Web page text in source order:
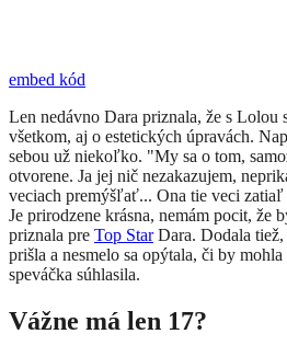
embed kód
​Len nedávno Dara priznala, že s Lolou
všetkom, aj o estetických úpravách.
sebou už niekoľko. "My sa o tom,
otvorene. Ja jej nič nezakazujem,
veciach premýšľať... Ona tie veci
Je prirodzene krásna, nemám pocit, že
priznala pre Top StarDara. Dodala tiež,
prišla a nesmelo sa opýtala, či by
speváčka súhlasila.
Vážne má len 17?